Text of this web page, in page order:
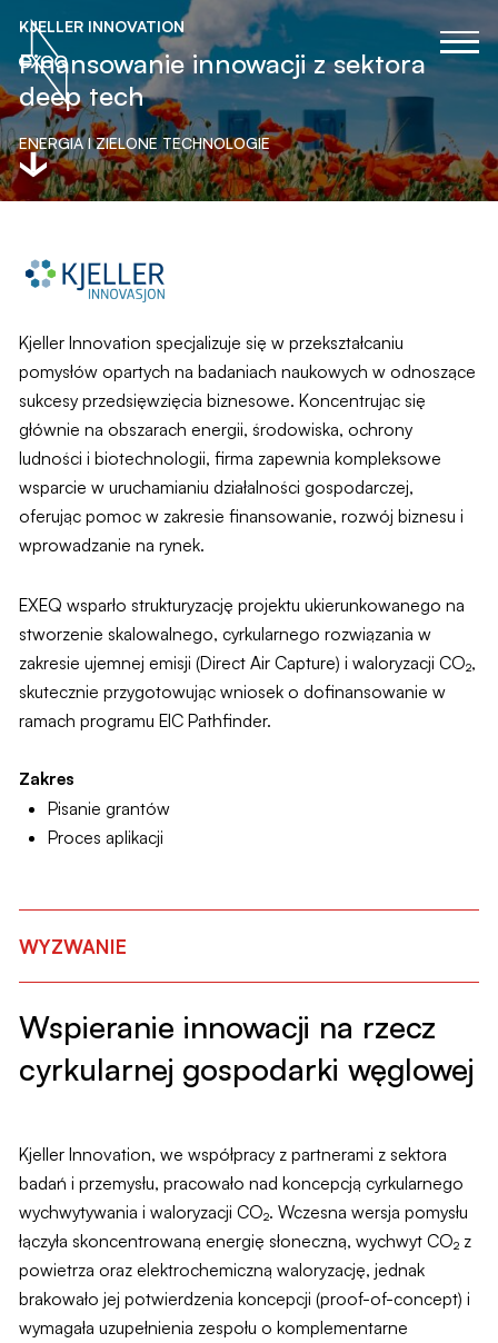
KJELLER INNOVATION
Finansowanie innowacji z sektora
deep tech
ENERGIA I ZIELONE TECHNOLOGIE
Kjeller Innovation specjalizuje się w przekształcaniu
pomysłów opartych na badaniach naukowych w odnoszące
sukcesy przedsięwzięcia biznesowe. Koncentrując się
głównie na obszarach energii, środowiska, ochrony
ludności i biotechnologii, firma zapewnia kompleksowe
wsparcie w uruchamianiu działalności gospodarczej,
oferując pomoc w zakresiefinansowanie, rozwój biznesu i
wprowadzanie na rynek.
EXEQ wsparło strukturyzację projektu ukierunkowanego na
stworzenie skalowalnego, cyrkularnego rozwiązania w
zakresie ujemnej emisji (Direct Air Capture) i waloryzacji CO₂,
skutecznie przygotowując wniosek o dofinansowanie w
ramach programu EIC Pathfinder.
Zakres
Pisanie grantów
Proces aplikacji
WYZWANIE
Wspieranie innowacji na rzecz
cyrkularnej gospodarki węglowej
Kjeller Innovation, we współpracy z partnerami z sektora
badań i przemysłu, pracowało nad koncepcją cyrkularnego
wychwytywania i waloryzacji CO₂. Wczesna wersja pomysłu
łączyła skoncentrowaną energię słoneczną, wychwyt CO₂ z
powietrza oraz elektrochemiczną waloryzację, jednak
brakowało jej potwierdzenia koncepcji (proof-of-concept) i
wymagała uzupełnienia zespołu o komplementarne